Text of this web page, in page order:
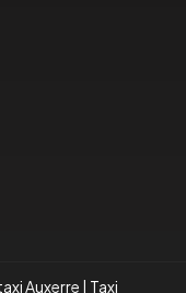
Auxerre | Taxi